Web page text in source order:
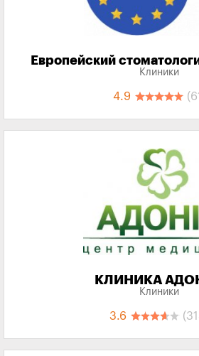
Европейский
Клиники
4.9
КЛИНИКА
Клиники
3.6